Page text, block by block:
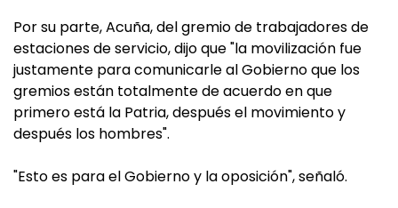
Por su parte, Acuña, del gremio de trabajadores de
estaciones de servicio, dijo que "la movilización fue
justamente para comunicarle al Gobierno que los
gremios están totalmente de acuerdo en que
primero está la Patria, después el movimiento y
después los hombres".
"Esto es para el Gobierno y la oposición", señaló.